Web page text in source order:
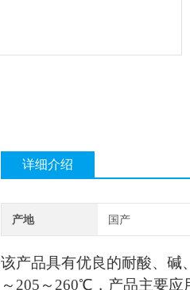
详细介绍
产地 国产
该产品具有优良的耐酸、碱
～205～260℃，产品主要应